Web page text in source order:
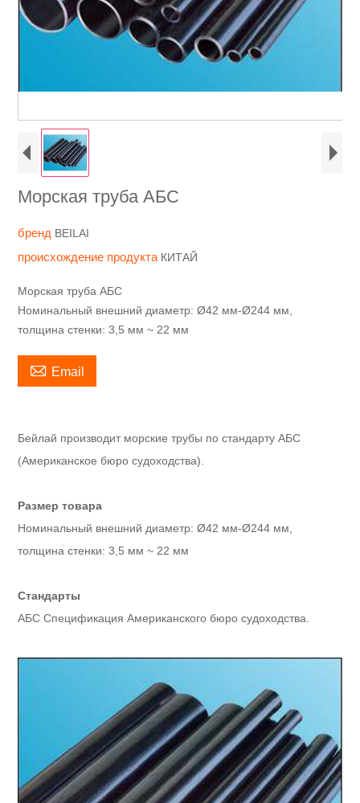
Морская труба АБС
бренд BEILAI
происхождение продукта КИТАЙ
Морская труба АБС
Номинальный внешний диаметр: Ø42 мм-Ø244 мм,
толщина стенки: 3,5 мм ~ 22 мм
 Email
Бейлай производит морские трубы по стандарту АБС
(Американское бюро судоходства).
Размер товара
Номинальный внешний диаметр: Ø42 мм-Ø244 мм,
толщина стенки: 3,5 мм ~ 22 мм
Стандарты
АБС Спецификация Американского бюро судоходства.